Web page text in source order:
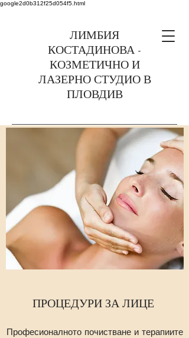
google2d0b312f25d054f5.html
ЛИМБИЯ
КОСТАДИНОВА -
КОЗМЕТИЧНО И
ЛАЗЕРНО СТУДИО В
ПЛОВДИВ
0899375363 Пловдив,
ПРОЦЕДУРИ ЗА ЛИЦЕ
Професионалното почистване и терапиите